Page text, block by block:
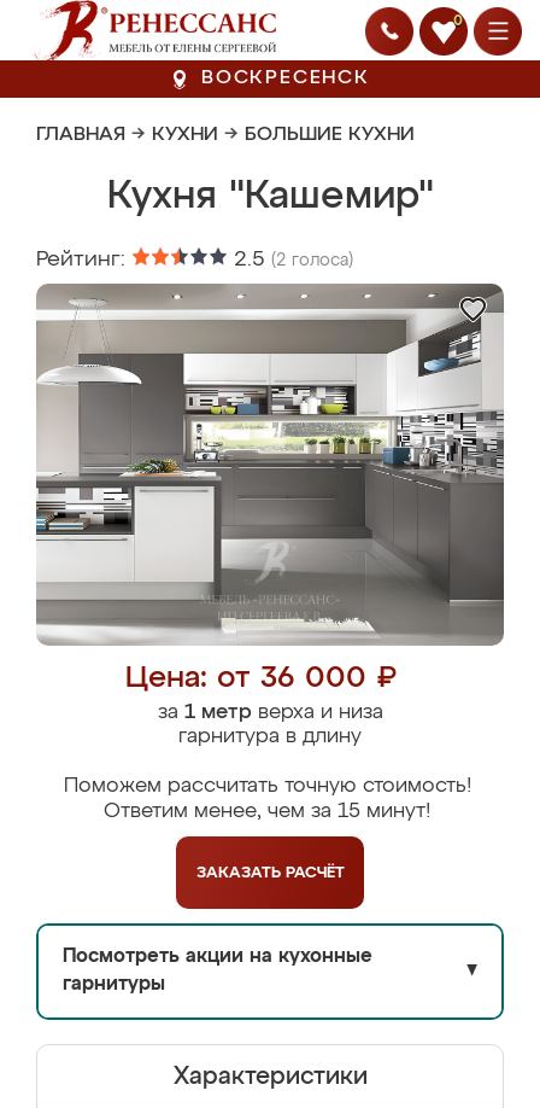
0
ВОСКРЕСЕНСК
ГЛАВНАЯ → КУХНИ → БОЛЬШИЕ КУХНИ
Кухня "Кашемир"
Рейтинг: 2.5 (2 голоса)
Цена: от 36 000 ₽
за 1 метрверха и низа
гарнитура в длину
Поможем рассчитать точную стоимость!
Ответим менее, чем за 15 минут!
ЗАКАЗАТЬ РАСЧЁТ
Посмотреть акции на кухонные
гарнитуры
▼
Характеристики